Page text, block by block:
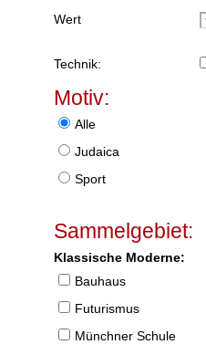
Wert
Technik:
Motiv:
Alle
Judaica
Sport
Sammelgebiet:
Klassische Moderne:
Bauhaus
Futurismus
Münchner Schule